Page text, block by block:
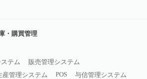
・購買管理
テム
販売管理システム
産管理システム POS 与信管理システム